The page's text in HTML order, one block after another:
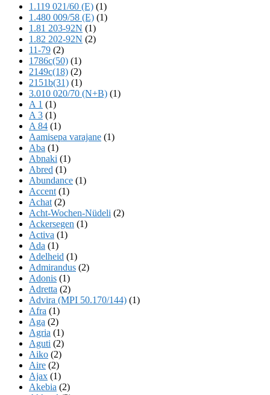
1.119 021/60 (E) (1)
1.480 009/58 (E) (1)
1.81 203-92N (1)
1.82 202-92N (2)
11-79 (2)
1786c(50) (1)
2149c(18) (2)
2151b(31) (1)
3.010 020/70 (N+B) (1)
A 1 (1)
A 3 (1)
A 84 (1)
Aamisepa varajane (1)
Aba (1)
Abnaki (1)
Abred (1)
Abundance (1)
Accent (1)
Achat (2)
Acht-Wochen-Nüdeli (2)
Ackersegen (1)
Activa (1)
Ada (1)
Adelheid (1)
Admirandus (2)
Adonis (1)
Adretta (2)
Advira (MPI 50.170/144) (1)
Afra (1)
Aga (2)
Agria (1)
Aguti (2)
Aiko (2)
Aire (2)
Ajax (1)
Akebia (2)